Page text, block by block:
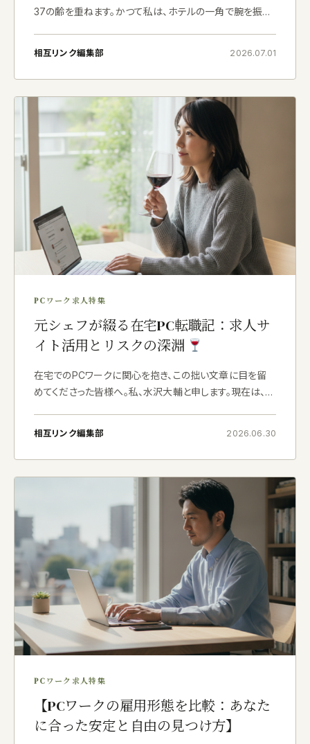
37の齢を重ねます。かつて私は、ホテルの一角で腕を振る
お客様
相互リンク編集部 2026.07.01
PCワーク求人特集
元シェフが綴る在宅PC転職記：求人サ
イト活用とリスクの深淵
在宅でのPCワークに関心を抱き、この拙い文章に目を留
めてくださった皆様へ。私、水沢大輔と申します。現在は、神
するべく
相互リンク編集部 2026.06.30
PCワーク求人特集
【PCワークの雇用形態を比較：あなた
に合った安定と自由の見つけ方】